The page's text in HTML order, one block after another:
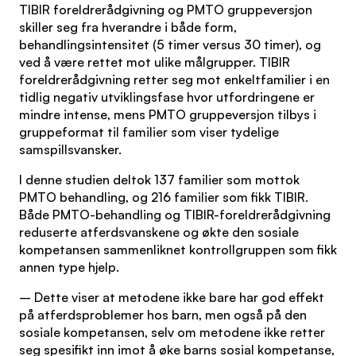
TIBIR foreldrerådgivning og PMTO gruppeversjon
skiller seg fra hverandre i både form,
behandlingsintensitet (5 timer versus 30 timer), og
ved å være rettet mot ulike målgrupper. TIBIR
foreldrerådgivning retter seg mot enkeltfamilier i en
tidlig negativ utviklingsfase hvor utfordringene er
mindre intense, mens PMTO gruppeversjon tilbys i
gruppeformat til familier som viser tydelige
samspillsvansker.
I denne studien deltok 137 familier som mottok
PMTO behandling, og 216 familier som fikk TIBIR.
Både PMTO-behandling og TIBIR-foreldrerådgivning
reduserte atferdsvanskene og økte den sosiale
kompetansen sammenliknet kontrollgruppen som fikk
annen type hjelp.
– Dette viser at metodene ikke bare har god effekt
på atferdsproblemer hos barn, men også på den
sosiale kompetansen, selv om metodene ikke retter
seg spesifikt inn imot å øke barns sosial kompetanse,